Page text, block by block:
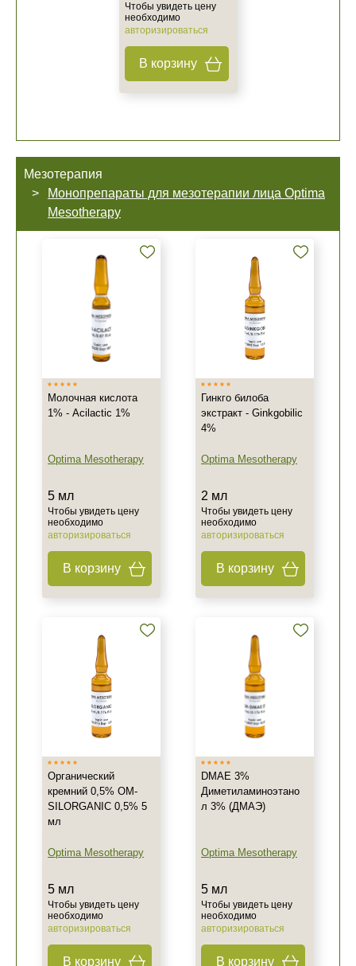
Чтобы увидеть цену
необходимо
авторизироваться
В корзину
Мезотерапия
Монопрепараты для мезотерапии лица Optima
Mesotherapy
Молочная кислота
1% - Acilactic 1%
Optima Mesotherapy
5 мл
Чтобы увидеть цену
необходимо
авторизироваться
В корзину
Гинкго билоба
экстракт - Ginkgobilic
4%
Optima Mesotherapy
2 мл
Чтобы увидеть цену
необходимо
авторизироваться
В корзину
Органический
кремний 0,5% OM-
SILORGANIC 0,5% 5
мл
Optima Mesotherapy
5 мл
Чтобы увидеть цену
необходимо
авторизироваться
В корзину
DMAE 3%
Диметиламиноэтано
л 3% (ДМАЭ)
Optima Mesotherapy
5 мл
Чтобы увидеть цену
необходимо
авторизироваться
В корзину